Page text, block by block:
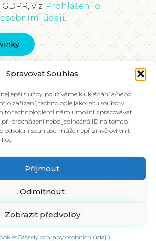
Spravovat Souhlas
služby, používáme k ukládání a/nebo
o zařízení, technologie jako jsou soubory
technologiemi nám umožní zpracovávat
při procházení nebo jedinečná ID na tomto
odvolání souhlasu může nepříznivě ovlivnit
Příjmout
Odmítnout
Zobrazit předvolby
Zásady ochrany osobních údajů
viz. Prohlášení o
údaji.
nás
Rohanské nábřeží 671/15, Karlín,
o materiály ve slovenštině,
na emailu:
dotaz